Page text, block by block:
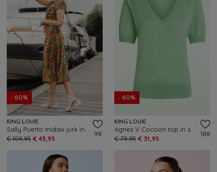
- 60%
KING LOUIE
€ 109,95 € 43,95
98
- 60%
KING LOUIE
€ 79,95 € 31,95
188